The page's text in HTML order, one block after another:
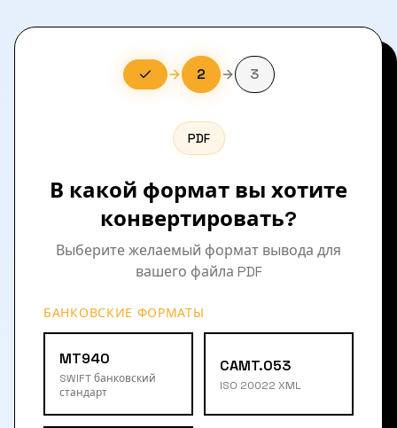
2 3
PDF
В какой формат вы хотите
конвертировать?
Выберите желаемый формат вывода для
вашего файла PDF
БАНКОВСКИЕ ФОРМАТЫ
MT940
SWIFT банковский
стандарт
CAMT.053
ISO 20022 XML